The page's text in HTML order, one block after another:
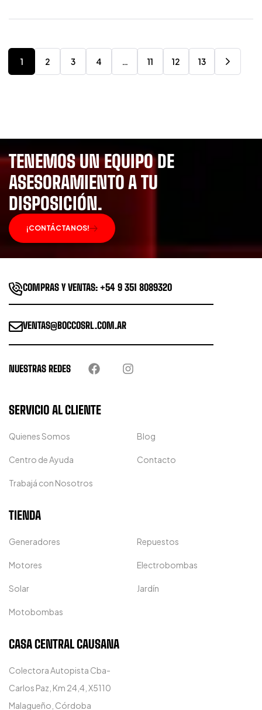
1 2 3 4 … 11 12 13
TENEMOS UN EQUIPO DE
ASESORAMIENTO A TU
DISPOSICIÓN.
¡CONTÁCTANOS!
COMPRAS Y VENTAS: +54 9 351 8089320
VENTAS@BOCCOSRL.COM.AR
NUESTRAS REDES
SERVICIO AL CLIENTE
Quienes Somos Blog
Centro de Ayuda Contacto
Trabajá con Nosotros
TIENDA
Generadores Repuestos
Motores Electrobombas
Solar Jardín
Motobombas
CASA CENTRAL CAUSANA
Colectora Autopista Cba-
Carlos Paz, Km 24,4, X5110
Malagueño, Córdoba